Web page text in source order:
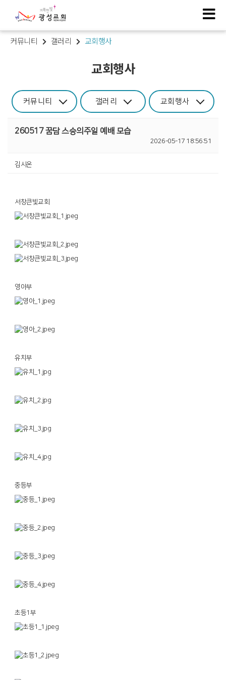
커뮤니티 갤러리 교회행사
교회행사
커뮤니티 갤러리 교회행사
260517 꿈담 스승의주일 예배 모습
2026-05-17 18:56:51
김시온
서창큰빛교회
영아부
유치부
중등부
초등1부